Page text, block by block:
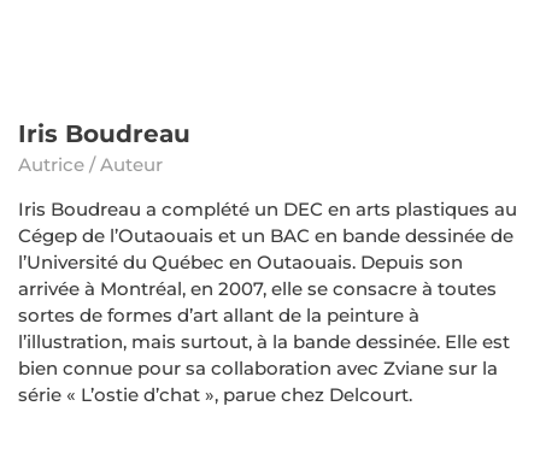
Iris Boudreau
Autrice / Auteur
Iris Boudreau a complété un DEC en arts plastiques au
Cégep de l’Outaouais et un BAC en bande dessinée de
l’Université du Québec en Outaouais. Depuis son
arrivée à Montréal, en 2007, elle se consacre à toutes
sortes de formes d’art allant de la peinture à
l’illustration, mais surtout, à la bande dessinée. Elle est
bien connue pour sa collaboration avec Zviane sur la
série « L’ostie d’chat », parue chez Delcourt.